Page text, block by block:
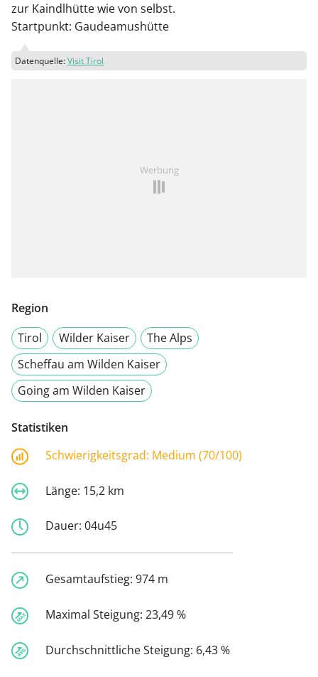
zur Kaindlhütte wie von selbst.
Startpunkt: Gaudeamushütte
Datenquelle:Visit Tirol
Werbung
Region
Tirol
Wilder Kaiser
The Alps
Scheffau am Wilden Kaiser
Going am Wilden Kaiser
Statistiken
Schwierigkeitsgrad: Medium (70/100)
Länge: 15,2 km
Dauer: 04u45
Gesamtaufstieg: 974 m
Maximal Steigung: 23,49 %
Durchschnittliche Steigung: 6,43 %